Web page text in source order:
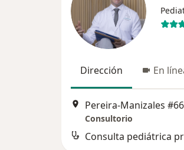
Dirección En
Pereira-Manizales
Consultorio
Consulta pediátrica